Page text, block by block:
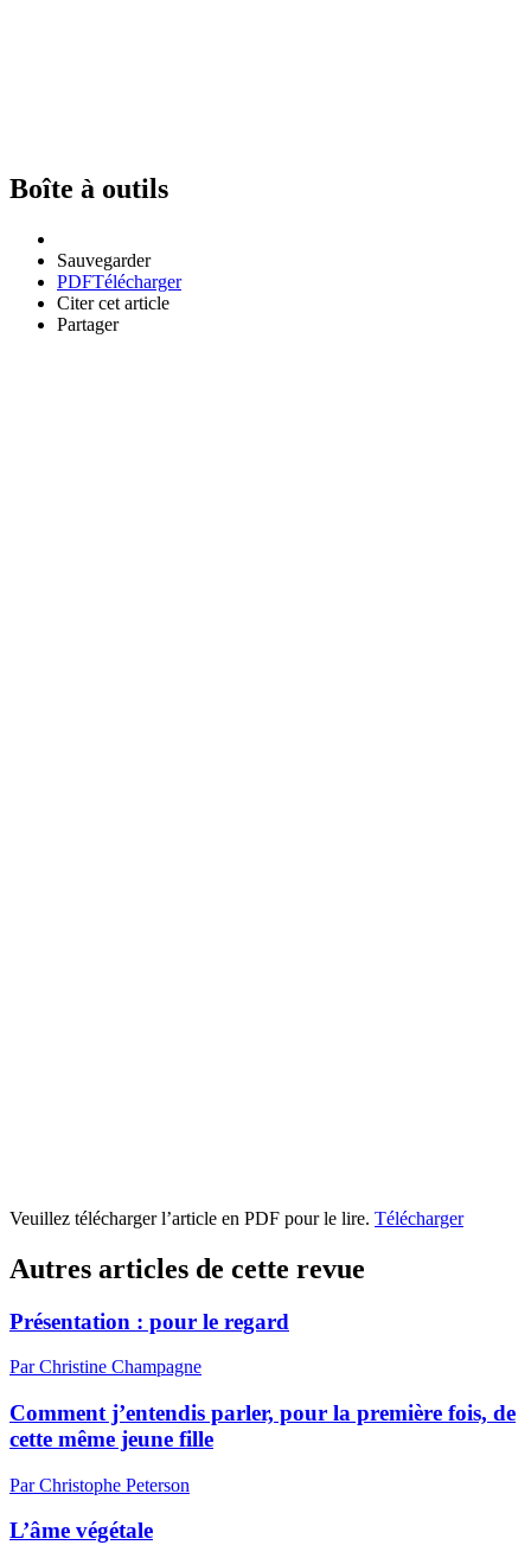
Boîte à outils
Sauvegarder
PDFTélécharger
Citer cet article
Partager
Veuillez télécharger l’article en PDF pour le lire. Télécharger
Autres articles de cette revue
Présentation : pour le regard
Par Christine Champagne
Comment j’entendis parler, pour la première fois, de
cette même jeune fille
Par Christophe Peterson
L’âme végétale